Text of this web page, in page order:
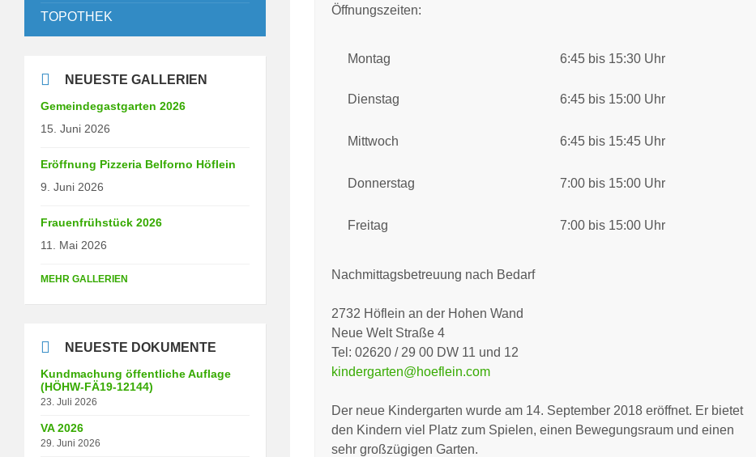
Öffnungszeiten:
Montag 6:45 bis 15:30 Uhr
Dienstag 6:45 bis 15:00 Uhr
Mittwoch 6:45 bis 15:45 Uhr
Donnerstag 7:00 bis 15:00 Uhr
Freitag 7:00 bis 15:00 Uhr
Nachmittagsbetreuung nach Bedarf
2732 Höflein an der Hohen Wand
Neue Welt Straße 4
Tel: 02620 / 29 00 DW 11 und 12
kindergarten@hoeflein.com
Der neue Kindergarten wurde am 14. September 2018 eröffnet. Er bietet
den Kindern viel Platz zum Spielen, einen Bewegungsraum und einen
sehr großzügigen Garten.
TOPOTHEK
NEUESTE GALLERIEN
Gemeindegastgarten 2026
15. Juni 2026
Eröffnung Pizzeria Belforno Höflein
9. Juni 2026
Frauenfrühstück 2026
11. Mai 2026
MEHR GALLERIEN
NEUESTE DOKUMENTE
Kundmachung öffentliche Auflage
(HÖHW-FÄ19-12144)
23. Juli 2026
VA 2026
29. Juni 2026